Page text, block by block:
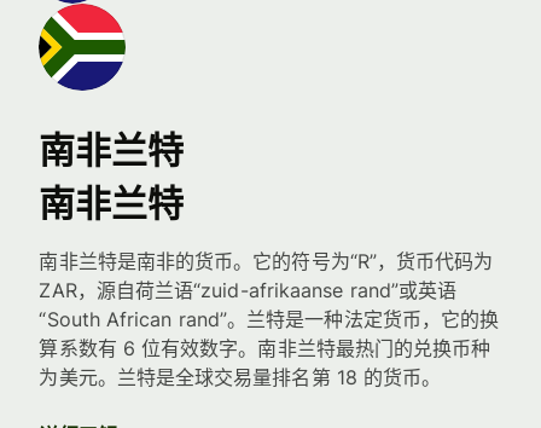
南非兰特
南非兰特
南非兰特是南非的货币。它的符号为“R”，货币代码为
ZAR，源自荷兰语“zuid-afrikaanse rand”或英语
“South African rand”。兰特是一种法定货币，它的换
算系数有 6 位有效数字。南非兰特最热门的兑换币种
为美元。兰特是全球交易量排名第 18 的货币。